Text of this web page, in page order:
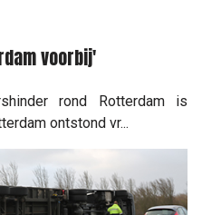
voorbij'
rond Rotterdam is
ontstond vr...